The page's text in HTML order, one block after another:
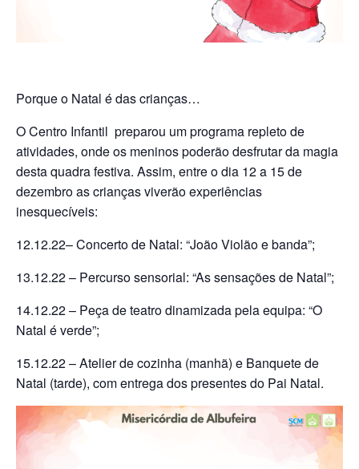
Porque o Natal é das crianças…
O Centro Infantil preparou um programa repleto de
atividades, onde os meninos poderão desfrutar da magia
desta quadra festiva. Assim, entre o dia 12 a 15 de
dezembro as crianças viverão experiências
inesquecíveis:
12.12.22– Concerto de Natal: “João Violão e banda”;
13.12.22 – Percurso sensorial: “As sensações de Natal”;
14.12.22 – Peça de teatro dinamizada pela equipa: “O
Natal é verde”;
15.12.22 – Atelier de cozinha (manhã) e Banquete de
Natal (tarde), com entrega dos presentes do Pai Natal.